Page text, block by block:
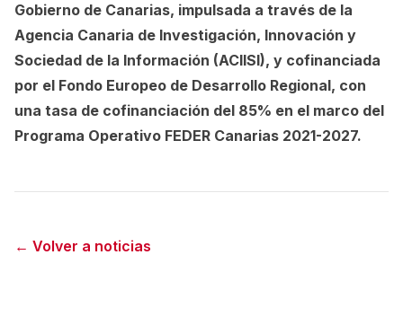
Gobierno de Canarias, impulsada a través de la
Agencia Canaria de Investigación, Innovación y
Sociedad de la Información (ACIISI), y cofinanciada
por el Fondo Europeo de Desarrollo Regional, con
una tasa de cofinanciación del 85% en el marco del
Programa Operativo FEDER Canarias 2021-2027.
← Volver a noticias